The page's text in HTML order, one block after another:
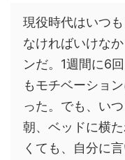
現役時代はいつ
なければいけな
ンだ。1週間に6
もモチベーショ
った。でも、い
朝、ベッドに横
くても、自分に